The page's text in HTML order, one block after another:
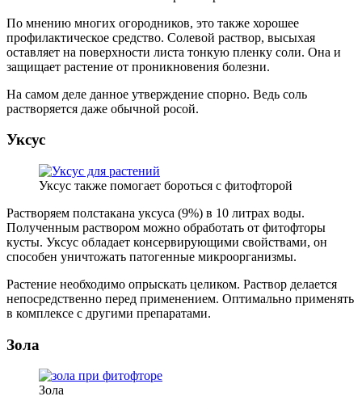
По мнению многих огородников, это также хорошее
профилактическое средство. Солевой раствор, высыхая
оставляет на поверхности листа тонкую пленку соли. Она и
защищает растение от проникновения болезни.
На самом деле данное утверждение спорно. Ведь соль
растворяется даже обычной росой.
Уксус
Уксус также помогает бороться с фитофторой
Растворяем полстакана уксуса (9%) в 10 литрах воды.
Полученным раствором можно обработать от фитофторы
кусты. Уксус обладает консервирующими свойствами, он
способен уничтожать патогенные микроорганизмы.
Растение необходимо опрыскать целиком. Раствор делается
непосредственно перед применением. Оптимально применять
в комплексе с другими препаратами.
Зола
Зола